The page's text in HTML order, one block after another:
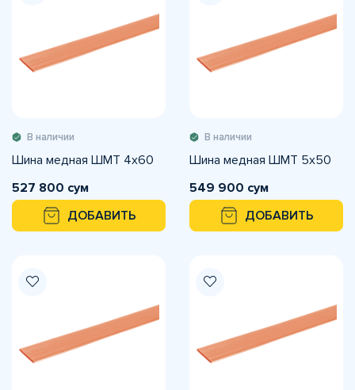
В наличии
Шина медная ШМТ 4х60
527 800 сум
ДОБАВИТЬ
В наличии
Шина медная ШМТ 5х50
549 900 сум
ДОБАВИТЬ